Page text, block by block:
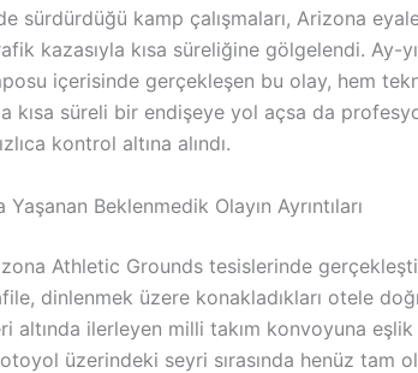
sürdürdüğü kamp çalışmaları, Arizona
kazasıyla kısa süreliğine gölgelendi. Ay-
içerisinde gerçekleşen bu olay, hem
kısa süreli bir endişeye yol açsa da
kontrol altına alındı.
Beklenmedik Olayın Ayrıntıları
Athletic Grounds tesislerinde
dinlenmek üzere konakladıkları otele
altında ilerleyen milli takım konvoyuna eşlik
üzerindeki seyri sırasında henüz tam